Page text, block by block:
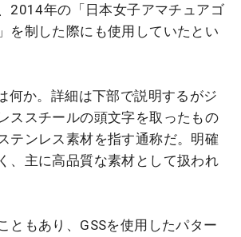
2014年の「日本女子アマチュアゴ
を制した際にも使用していたとい
何か。詳細は下部で説明するがジ
ススチールの頭文字を取ったもの
テンレス素材を指す通称だ。明確
、主に高品質な素材として扱われ
ともあり、GSSを使用したパター